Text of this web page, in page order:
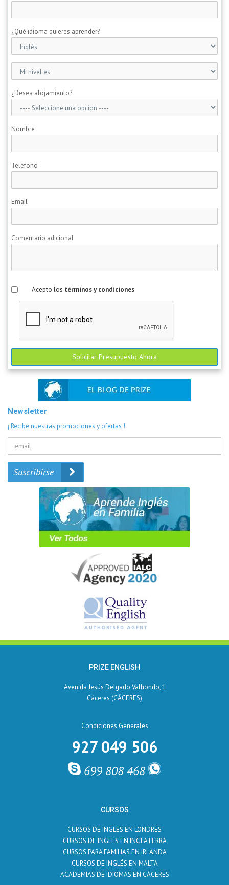
¿Qué idioma quieres aprender?
¿Desea alojamiento?
Nombre
Teléfono
Email
Comentario adicional
Acepto los términos y condiciones
Solicitar Presupuesto Ahora
Newsletter
¡ Recibe nuestras promociones y ofertas !
Suscribirse
PRIZE ENGLISH
Avenida Jesús Delgado Valhondo, 1
Cáceres (CÁCERES)
Condiciones Generales
927 049 506
699 808 468
CURSOS
CURSOS DE INGLÉS EN LONDRES
CURSOS DE INGLÉS EN INGLATERRA
CURSOS PARA FAMILIAS EN IRLANDA
CURSOS DE INGLÉS EN MALTA
ACADEMIAS DE IDIOMAS EN CÁCERES